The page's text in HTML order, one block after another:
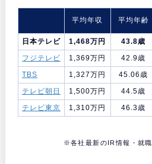
平均年収 平均年齢
日本テレビ
1,468万円 43.8歳
フジテレビ
1,369万円 42.9歳
TBS
1,327万円 45.06歳
テレビ朝日
1,500万円 44.5歳
テレビ東京
1,310万円 46.3歳
※各社最新のIR情報・就